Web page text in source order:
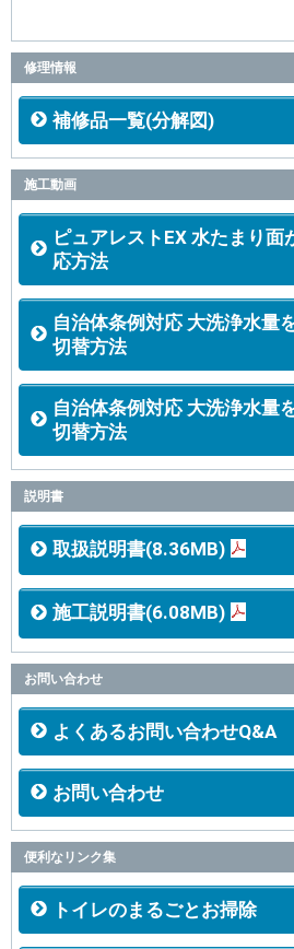
修理情報
補修品一覧(分解図)
施工動画
ピュアレストEX 水たまり
応方法
自治体条例対応 大洗浄水量
切替方法
自治体条例対応 大洗浄水量
切替方法
説明書
取扱説明書(8.36MB)
施工説明書(6.08MB)
お問い合わせ
よくあるお問い合わせQ&A
お問い合わせ
便利なリンク集
トイレのまるごとお掃除